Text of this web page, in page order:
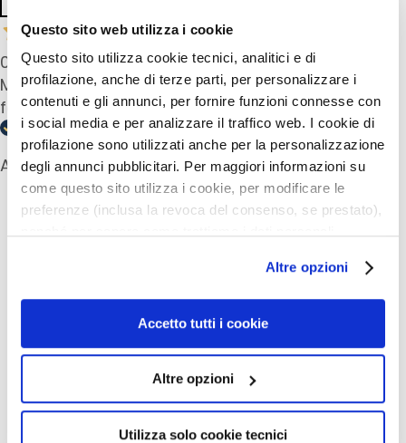
Questo sito web utilizza i cookie
Questo sito utilizza cookie tecnici, analitici e di
profilazione, anche di terze parti, per personalizzare i
contenuti e gli annunci, per fornire funzioni connesse con
i social media e per analizzare il traffico web. I cookie di
profilazione sono utilizzati anche per la personalizzazione
degli annunci pubblicitari. Per maggiori informazioni su
come questo sito utilizza i cookie, per modificare le
preferenze (inclusa la revoca del consenso, se prestato),
l’informativa cookie completa e l’informativa privacy
disponibiliqui. Le ricordiamo che, qualora clicchi su
“Utilizza solo i cookie necessari”, non sarà installato
quelli tecnici. Cliccando su “Accetto tutti i cookie”,
presterà il consenso all’installazione di tutti i cookie
utilizzati dal sito. Cliccando su "Altre opzioni", potrà
scegliere, in modo più granulare, quali cookie
Altre opzioni
Accetto tutti i cookie
Altre opzioni
Utilizza solo cookie tecnici
a
n
t
i
S
i
e
r
i
i
n
G
03 Dicembre 2025
Molto buona, pelle perfetta dopo uso. A volte se
fa molto freddo la uso anche per il giorno
Acquirente verificato
I più amati
Aggiungi
alla
lista
desideri